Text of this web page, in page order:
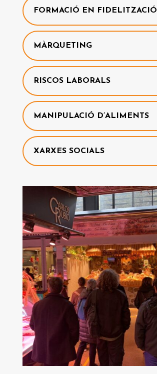
FORMACIÓ EN FIDELITZACIÓ
MÀRQUETING
RISCOS LABORALS
MANIPULACIÓ D’ALIMENTS
XARXES SOCIALS